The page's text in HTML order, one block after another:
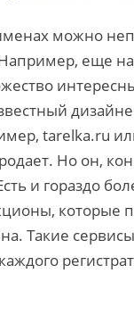
можно
еще на
tarelka.ru
Но он,
и гораздо
которые
Такие сервисы